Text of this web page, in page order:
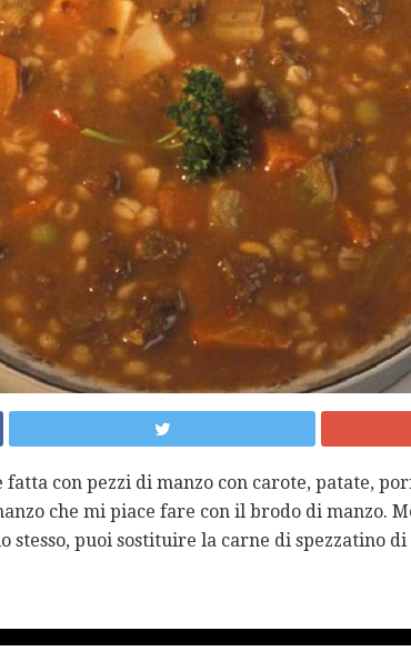
con pezzi di manzo con carote, patate,
che mi piace fare con il brodo di manzo.
stesso, puoi sostituire la carne di spezzatino